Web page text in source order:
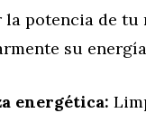
la potencia de
su
energética: